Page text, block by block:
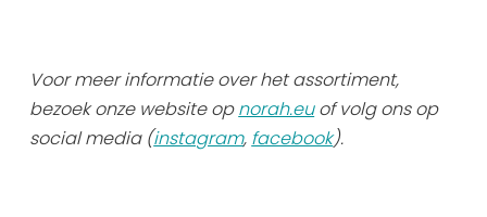
Voor meer informatie over het assortiment,
bezoek onze website opnorah.euof volg ons op
social media (instagram, facebook).